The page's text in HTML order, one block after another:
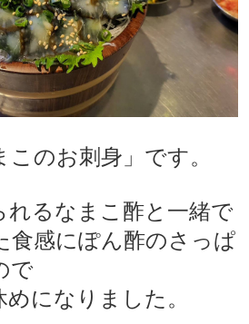
のお刺身」です。
れるなまこ酢と一緒で
食感にぽん酢のさっぱ
で
になりました。